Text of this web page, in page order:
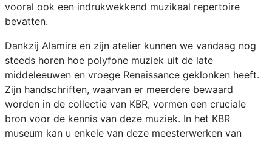
vooral ook een indrukwekkend muzikaal repertoire
bevatten.
Dankzij Alamire en zijn atelier kunnen we vandaag nog
steeds horen hoe polyfone muziek uit de late
middeleeuwen en vroege Renaissance geklonken heeft.
Zijn handschriften, waarvan er meerdere bewaard
worden in de collectie van KBR, vormen een cruciale
bron voor de kennis van deze muziek. In het KBR
museum kan u enkele van deze meesterwerken van